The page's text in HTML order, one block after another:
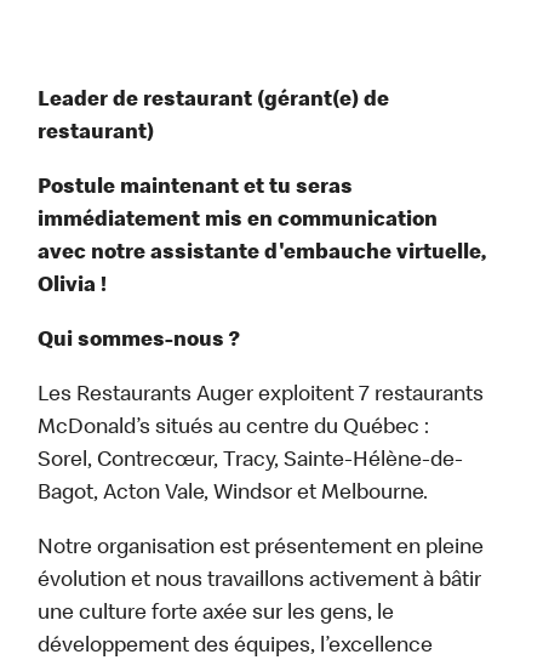
Leader de restaurant (gérant(e) de
restaurant)
Postule maintenant et tu seras
immédiatement mis en communication
avec notre assistante d'embauche virtuelle,
Olivia !
Qui sommes-nous ?
Les Restaurants Auger exploitent 7 restaurants
McDonald’s situés au centre du Québec :
Sorel, Contrecœur, Tracy, Sainte-Hélène-de-
Bagot, Acton Vale, Windsor et Melbourne.
Notre organisation est présentement en pleine
évolution et nous travaillons activement à bâtir
une culture forte axée sur les gens, le
développement des équipes, l’excellence